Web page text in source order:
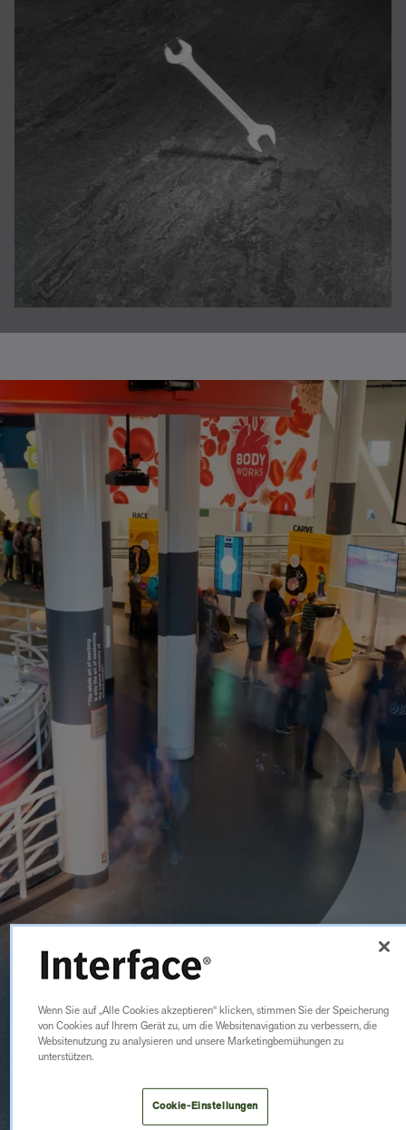
Wenn Sie auf „Alle Cookies akzeptieren“ klicken, stimmen Sie der Speicherung
von Cookies auf Ihrem Gerät zu, um die Websitenavigation zu verbessern, die
Websitenutzung zu analysieren und unsere Marketingbemühungen zu
unterstützen.
Cookie-Einstellungen